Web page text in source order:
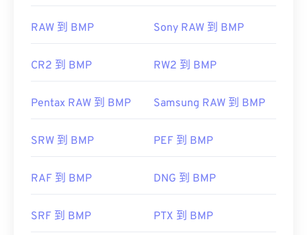
RAW 到 BMP Sony RAW 到 BMP
CR2 到 BMP RW2 到 BMP
Pentax RAW 到 BMP Samsung RAW 到 BMP
SRW 到 BMP PEF 到 BMP
RAF 到 BMP DNG 到 BMP
SRF 到 BMP PTX 到 BMP